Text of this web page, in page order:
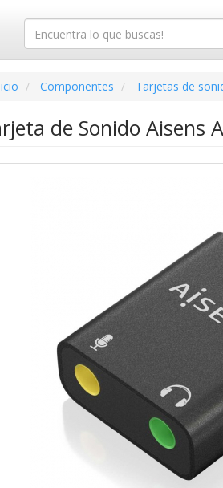
Componentes Tarjetas de
de Sonido Aisens